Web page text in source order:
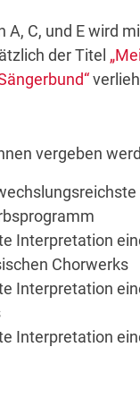
A, C, und E wird
der Titel
vergeben
Interpretation
Chorwerks
Interpretation
Interpretation